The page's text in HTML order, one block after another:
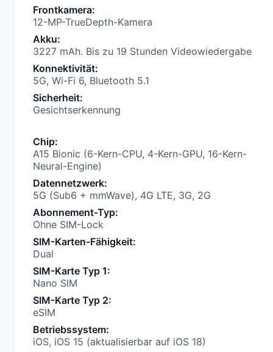
Frontkamera:
12-MP-TrueDepth-Kamera
Akku:
3227 mAh. Bis zu 19 Stunden Videowiedergabe
Konnektivität:
5G, Wi-Fi 6, Bluetooth 5.1
Sicherheit:
Gesichtserkennung
Chip:
A15 Bionic (6-Kern-CPU, 4-Kern-GPU, 16-Kern-
Neural-Engine)
Datennetzwerk:
5G (Sub6 + mmWave), 4G LTE, 3G, 2G
Abonnement-Typ:
Ohne SIM-Lock
SIM-Karten-Fähigkeit:
Dual
SIM-Karte Typ 1:
Nano SIM
SIM-Karte Typ 2:
eSIM
Betriebssystem:
iOS, iOS 15 (aktualisierbar auf iOS 18)